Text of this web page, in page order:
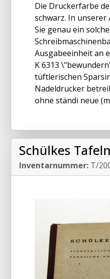
Die Druckerfarbe
schwarz. In
Sie genau ein
Ausgabeeinheit an
K 6313
tüftlerischen
Nadeldrucker
ohne ständi neue
Schülkes
Inventarnummer: T/